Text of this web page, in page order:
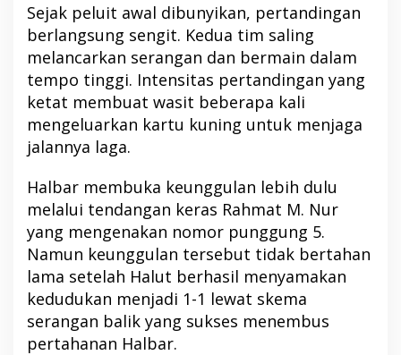
Sejak peluit awal dibunyikan, pertandingan
berlangsung sengit. Kedua tim saling
melancarkan serangan dan bermain dalam
tempo tinggi. Intensitas pertandingan yang
ketat membuat wasit beberapa kali
mengeluarkan kartu kuning untuk menjaga
jalannya laga.
Halbar membuka keunggulan lebih dulu
melalui tendangan keras Rahmat M. Nur
yang mengenakan nomor punggung 5.
Namun keunggulan tersebut tidak bertahan
lama setelah Halut berhasil menyamakan
kedudukan menjadi 1-1 lewat skema
serangan balik yang sukses menembus
pertahanan Halbar.